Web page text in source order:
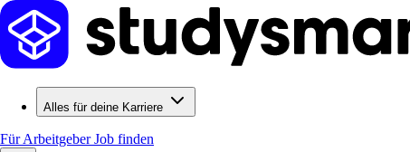
Alles für deine Karriere
Für ArbeitgeberJob finden